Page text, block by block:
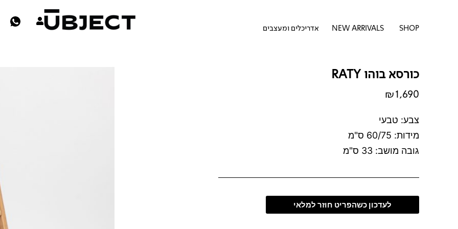
SHOP פתח SHOPNEW ARRIVALS אדריכלים ומעצבים
כורסא בוהו RATY
₪1,690
צבע: טבעי
מידות: 60/75 ס"מ
גובה מושב: 33 ס"מ
לעדכון כשהפריט חוזר למלאי